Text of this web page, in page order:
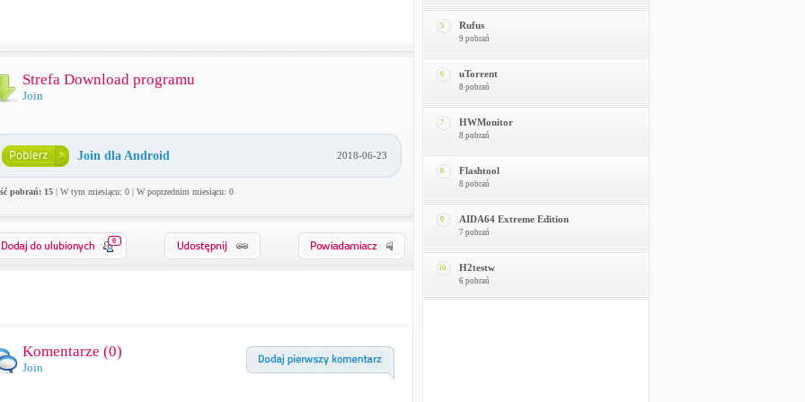
Strefa Download programu
Join
Join dla Android 2018-06-23
pobrań: 15| W tym miesiącu: 0 | W poprzednim miesiącu: 0
0
Komentarze (0)
Join
5 Rufus
9 pobrań
6 uTorrent
8 pobrań
7 HWMonitor
8 pobrań
8 Flashtool
8 pobrań
9 AIDA64 Extreme Edition
7 pobrań
10 H2testw
6 pobrań